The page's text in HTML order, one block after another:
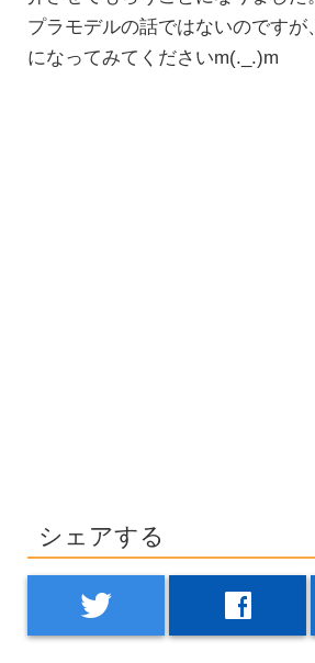
プラモデルの話ではないのです
になってみてくださいm(._.)m
シェアする
twitter facebook